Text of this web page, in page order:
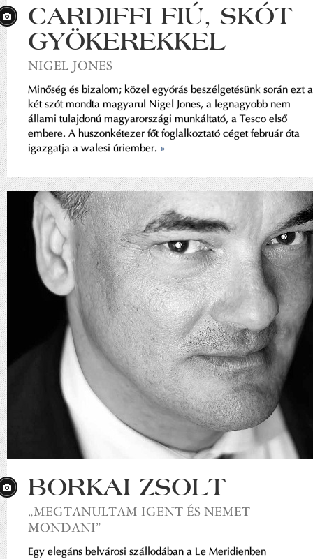
CARDIFFI FIÚ, SKÓT
GYÖKEREKKEL
NIGEL JONES
Minőség és bizalom; közel egyórás beszélgetésünk során ezt a
két szót mondta magyarul Nigel Jones, a legnagyobb nem
állami tulajdonú magyarországi munkáltató, a Tesco első
embere. A huszonkétezer főt foglalkoztató céget február óta
igazgatja a walesi úriember. »
BORKAI ZSOLT
„MEGTANULTAM IGENT ÉS NEMET
MONDANI”
Egy elegáns belvárosi szállodában a Le Meridienben